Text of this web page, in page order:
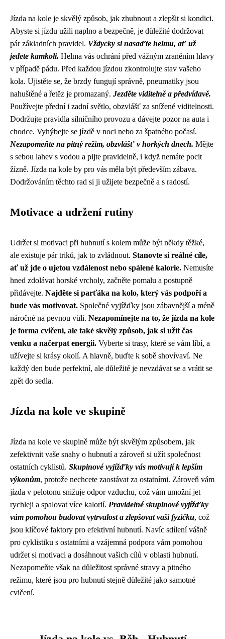
Jízda na kole je skvělý způsob, jak zhubnout a zlepšit si kondici.
Abyste si jízdu užili naplno a bezpečně, je důležité dodržovat
pár základních pravidel. Vždycky si nasaďte helmu, ať už
jedete kamkoli. Helma vás ochrání před vážným zraněním hlavy
v případě pádu. Před každou jízdou zkontrolujte stav vašeho
kola. Ujistěte se, že brzdy fungují správně, pneumatiky jsou
nahuštěné a řetěz je promazaný. Jezděte viditelně a předvídavě.
Používejte přední i zadní světlo, obzvlášť za snížené viditelnosti.
Dodržujte pravidla silničního provozu a dávejte pozor na auta i
chodce. Vyhýbejte se jízdě v noci nebo za špatného počasí.
Nezapomeňte na pitný režim, obzvlášť v horkých dnech. Mějte
s sebou lahev s vodou a pijte pravidelně, i když nemáte pocit
žízně. Jízda na kole by pro vás měla být především zábava.
Dodržováním těchto rad si ji užijete bezpečně a s radostí.
Motivace a udržení rutiny
Udržet si motivaci při hubnutí s kolem může být někdy těžké,
ale existuje pár triků, jak to zvládnout. Stanovte si reálné cíle,
ať už jde o ujetou vzdálenost nebo spálené kalorie. Nemusíte
hned zdolávat horské vrcholy, začněte pomalu a postupně
přidávejte. Najděte si parťáka na kolo, který vás podpoří a
bude vás motivovat. Společné vyjížďky jsou zábavnější a méně
náročné na pevnou vůli. Nezapomínejte na to, že jízda na kole
je forma cvičení, ale také skvělý způsob, jak si užít čas
venku a načerpat energii. Vyberte si trasy, které se vám líbí, a
užívejte si krásy okolí. A hlavně, buďte k sobě shovívaví. Ne
každý den bude perfektní, ale důležité je nevzdávat se a vrátit se
zpět do sedla.
Jízda na kole ve skupině
Jízda na kole ve skupině může být skvělým způsobem, jak
zefektivnit vaše snahy o hubnutí a zároveň si užít společnost
ostatních cyklistů. Skupinové vyjížďky vás motivují k lepším
výkonům, protože nechcete zaostávat za ostatními. Zároveň vám
jízda v pelotonu snižuje odpor vzduchu, což vám umožní jet
rychleji a spalovat více kalorií. Pravidelné skupinové vyjížďky
vám pomohou budovat vytrvalost a zlepšovat vaši fyzičku, což
jsou klíčové faktory pro efektivní hubnutí. Navíc sdílení vášně
pro cyklistiku s ostatními a vzájemná podpora vám pomohou
udržet si motivaci a dosáhnout vašich cílů v oblasti hubnutí.
Nezapomeňte však na důležitost správné stravy a pitného
režimu, které jsou pro hubnutí stejně důležité jako samotné
cvičení.